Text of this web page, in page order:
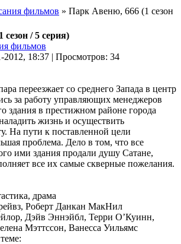
фильмов » Парк Авеню, 666 (1 сезон
/ 5 серия)
фильмов
2012, 18:37 | Просмотров: 34
переезжает со среднего Запада в центр
за работу управляющих менеджеров
здания в престижном районе города
жизнь и осуществить
На пути к поставленной цели
проблема. Дело в том, что все
ими здания продали душу Сатане,
все их самые скверные пожелания.
драма
Роберт Данкан МакНил
Дэйв Эннэйбл, Терри О’Куинн,
Мэттссон, Ванесса Уильямс